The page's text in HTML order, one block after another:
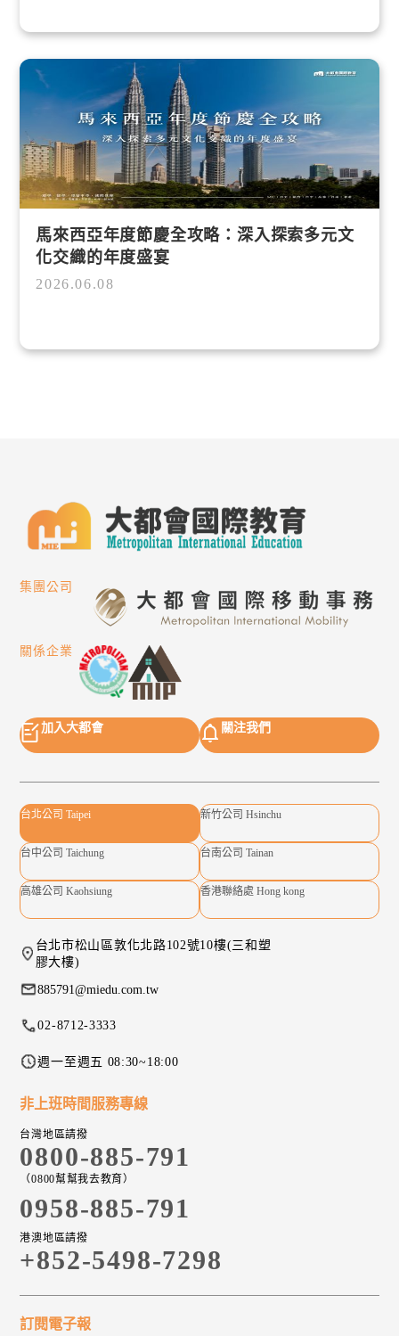
馬來西亞年度節慶全攻略：深入探索多元文
化交織的年度盛宴
2026.06.08
集團公司
關係企業
加入大都會 關注我們
台北公司 Taipei 新竹公司 Hsinchu
台中公司 Taichung 台南公司 Tainan
高雄公司 Kaohsiung 香港聯絡處 Hong kong
台北市松山區敦化北路102號10樓(三和塑
膠大樓)
885791@miedu.com.tw
02-8712-3333
週一至週五 08:30~18:00
非上班時間服務專線
台灣地區請撥
0800-885-791
（0800幫幫我去教育）
0958-885-791
港澳地區請撥
+852-5498-7298
訂閱電子報